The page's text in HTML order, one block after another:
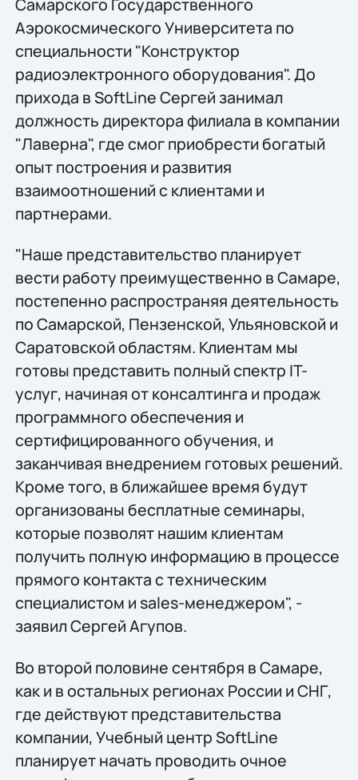
Самарского Государственного
Аэрокосмического Университета по
специальности "Конструктор
радиоэлектронного оборудования". До
прихода в SoftLine Сергей занимал
должность директора филиала в компании
"Лаверна", где смог приобрести богатый
опыт построения и развития
взаимоотношений с клиентами и
партнерами.
"Наше представительство планирует
вести работу преимущественно в Самаре,
постепенно распространяя деятельность
по Самарской, Пензенской, Ульяновской и
Саратовской областям. Клиентам мы
готовы представить полный спектр IT-
услуг, начиная от консалтинга и продаж
программного обеспечения и
сертифицированного обучения, и
заканчивая внедрением готовых решений.
Кроме того, в ближайшее время будут
организованы бесплатные семинары,
которые позволят нашим клиентам
получить полную информацию в процессе
прямого контакта с техническим
специалистом и sales-менеджером", -
заявил Сергей Агупов.
Во второй половине сентября в Самаре,
как и в остальных регионах России и СНГ,
где действуют представительства
компании, Учебный центр SoftLine
планирует начать проводить очное